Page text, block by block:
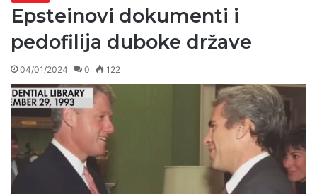
Epsteinovi dokumenti i
pedofilija duboke države
04/01/2024 0 122